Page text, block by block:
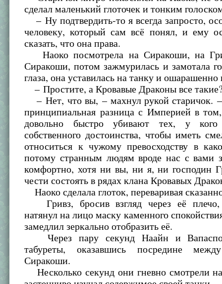
сделал маленький глоточек и тонким
– Ну подтвердить-то я всегда запросто,
человеку, который сам всё понял, и ему
сказать, что она права.
Наоко посмотрела на Сиракоши, на
Сиракоши, потом зажмурилась и замотала
глаза, она уставилась на танку и ошарашенно
– Простите, а Кровавые Драконы все
– Нет, что вы, – махнул рукой старичок.
принципиальная разница с Империей в
довольно быстро убивают тех, у кого
собственного достоинства, чтобы иметь
относиться к чужому превосходству в
потому странным людям вроде нас с вами
комфортно, хотя ни вы, ни я, ни господин
чести состоять в рядах клана Кровавых
Наоко сделала глоток, переваривая
Гривз, бросив взгляд через её плечо,
натянул на лицо маску каменного
замедлил зеркально отобразить её.
Через пару секунд Наайн и
табуреты, оказавшись посредине
Сиракоши.
Несколько секунд они гневно смотрели